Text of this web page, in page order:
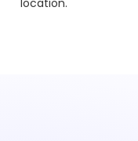
location.